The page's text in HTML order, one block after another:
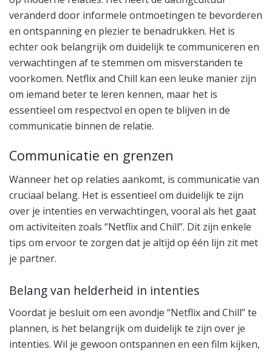
veranderd door informele ontmoetingen te bevorderen
en ontspanning en plezier te benadrukken. Het is
echter ook belangrijk om duidelijk te communiceren en
verwachtingen af te stemmen om misverstanden te
voorkomen. Netflix and Chill kan een leuke manier zijn
om iemand beter te leren kennen, maar het is
essentieel om respectvol en open te blijven in de
communicatie binnen de relatie.
Communicatie en grenzen
Wanneer het op relaties aankomt, is communicatie van
cruciaal belang. Het is essentieel om duidelijk te zijn
over je intenties en verwachtingen, vooral als het gaat
om activiteiten zoals “Netflix and Chill”. Dit zijn enkele
tips om ervoor te zorgen dat je altijd op één lijn zit met
je partner.
Belang van helderheid in intenties
Voordat je besluit om een avondje “Netflix and Chill” te
plannen, is het belangrijk om duidelijk te zijn over je
intenties. Wil je gewoon ontspannen en een film kijken,